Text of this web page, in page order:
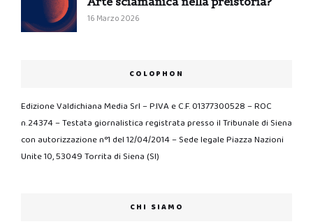
16 Marzo 2026
COLOPHON
Edizione Valdichiana Media Srl – P.IVA e C.F. 01377300528 – ROC
n.24374 – Testata giornalistica registrata presso il Tribunale di Siena
con autorizzazione n°1 del 12/04/2014 – Sede legale Piazza Nazioni
Unite 10, 53049 Torrita di Siena (SI)
CHI SIAMO